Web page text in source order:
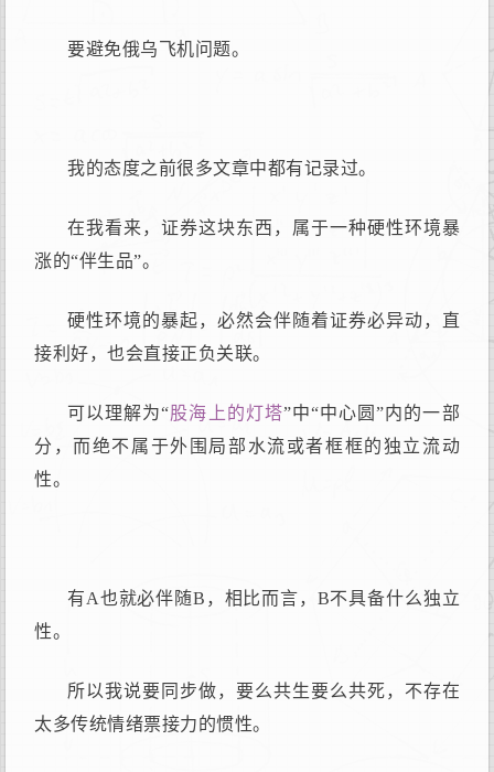
要避免俄乌飞机问题。
我的态度之前很多文章中都有记录过。
在我看来，证券这块东西，属于一种硬性环境暴
涨的“伴生品”。
硬性环境的暴起，必然会伴随着证券必异动，直
接利好，也会直接正负关联。
可以理解为“股海上的灯塔”中“中心圆”内的一部
分，而绝不属于外围局部水流或者框框的独立流动
性。
有A也就必伴随B，相比而言，B不具备什么独立
性。
所以我说要同步做，要么共生要么共死，不存在
太多传统情绪票接力的惯性。